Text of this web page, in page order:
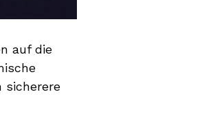
auf die
sicherere